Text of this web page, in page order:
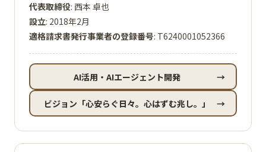
代表取締役: 西本 卓也
設立: 2018年2月
適格請求書発行事業者の登録番号: T6240001052366
AI活用・AIエージェント開発 →
ビジョン「心安らぐ日々。心はずむ兆し。」 →